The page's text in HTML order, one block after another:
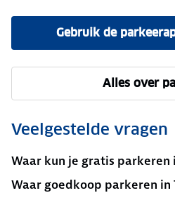
Gebruik de
Alles over
Veelgestelde vragen
Waar kun je gratis parkeren
Waar goedkoop parkeren in